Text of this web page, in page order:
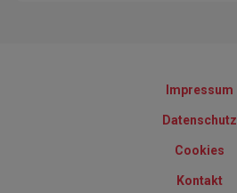
Impressum
Datenschutz
Cookies
Kontakt